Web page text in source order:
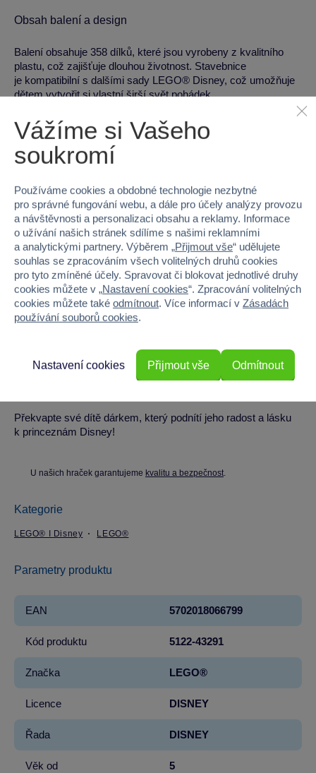
Obsah balení a design
Balení obsahuje 358 dílků, které jsou vyrobeny z kvalitního
plastu, což zajišťuje dlouhou životnost. Stavebnice
je kompatibilní s dalšími sady LEGO® Disney, což umožňuje
dětem vytvořit si vlastní širší svět pohádek.
Vzdělávací přínosy
Rozvoj jemné motoriky a zručnosti při skládání dílků
v příbězích
Rozvoj představivosti a hraní rolí s oblíbenými postavami
Technická specifikace
Materiál:plast
Hmotnost:820 g
Rozměry (Š x V x H):28.2 x 26.2 x 7.6 cm
Hračka je určena pro dívky i chlapce od 5 let, ideální do
Překvapte své dítě dárkem, který podnítí jeho radost a lásku
k princeznám Disney!
U našich hraček garantujeme kvalitu a bezpečnost.
Kategorie
LEGO® I Disney LEGO®
Parametry produktu
EAN 5702018066799
Kód produktu 5122-43291
Značka LEGO®
Licence DISNEY
Řada DISNEY
Věk od 5
Vážíme si Vašeho
soukromí
Používáme cookies a obdobné technologie nezbytné
pro správné fungování webu, a dále pro účely analýzy provozu
a návštěvnosti a personalizaci obsahu a reklamy. Informace
o užívání našich stránek sdílíme s našimi reklamními
a analytickými partnery. Výběrem „Přijmout vše“ udělujete
souhlas se zpracováním všech volitelných druhů cookies
pro tyto zmíněné účely. Spravovat či blokovat jednotlivé druhy
cookies můžete v „Nastavení cookies“. Zpracování volitelných
cookies můžete také odmítnout. Více informací v Zásadách
používání souborů cookies.
Odmítnout
Nastavení cookies Přijmout vše